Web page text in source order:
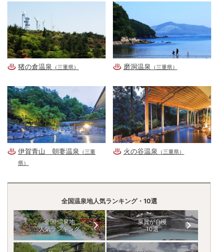
猪の倉温泉 （三重県） 磨洞温泉 （三重県）
伊賀青山 朝妻温泉
（三重
県）
火の谷温泉 （三重県）
全国温泉地人気ランキング・10選
全国 温泉地
人気ランキング
泉質が自慢
10選